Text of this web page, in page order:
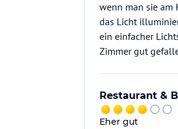
wenn man sie am
das Licht
ein einfacher
Zimmer gut
Restaurant &
Eher gut